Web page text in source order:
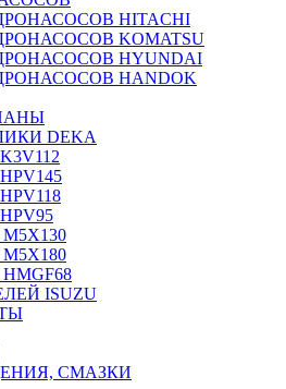
HITACHI
KOMATSU
HYUNDAI
HANDOK
DEKA
HPV145
HPV95
M5X130
M5X180
HMGF68
ISUZU
СМАЗКИ